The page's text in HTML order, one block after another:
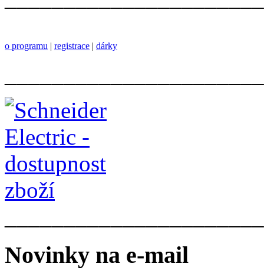
o programu | registrace | dárky
Novinky na e-mail